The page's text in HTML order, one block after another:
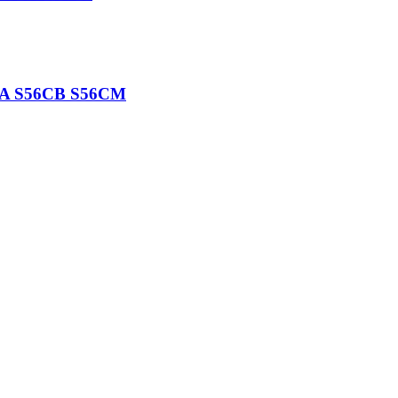
S56CB S56CM